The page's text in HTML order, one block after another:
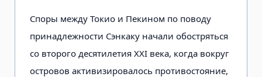
Споры между Токио и Пекином по поводу
принадлежности Сэнкаку начали обостряться
со второго десятилетия XXI века, когда вокруг
островов активизировалось противостояние,